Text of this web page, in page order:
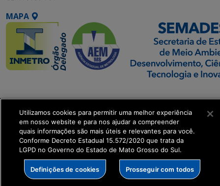
MAPA
Transformação Digital
get_footer();
Utilizamos cookies para permitir uma melhor experiência
em nosso website e para nos ajudar a compreender
quais informações são mais úteis e relevantes para você.
Conforme Decreto Estadual 15.572/2020 que trata da
LGPD no Governo do Estado de Mato Grosso do Sul.
Definições de cookies Prosseguir com todos